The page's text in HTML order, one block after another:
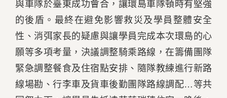
與車隊於臺東成功會合，讓環島車隊頓時有堅強
的後盾。最終在避免影響救災及學員整體安全
性、消弭家長的疑慮與讓學員完成本次環島的心
願等多項考量，決議調整騎乘路線，在籌備團隊
緊急調整餐食及住宿點安排、隨隊教練進行新路
線場勘、行李車及貨車後勤團隊路線調配…等共